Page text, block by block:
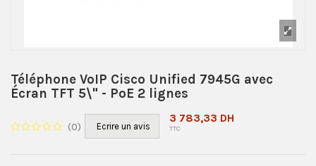
Téléphone VoIP Cisco Unified 7945G avec
Écran TFT 5\" - PoE 2 lignes
(0) Ecrire un avis
3 783,33 DH
TTC